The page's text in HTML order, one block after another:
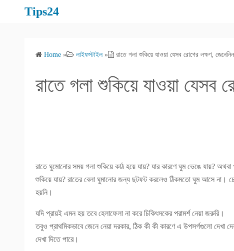
Tips24
Home » লাইফস্টাইল » রাতে গলা শুকিয়ে যাওয়া যেসব রোগের লক্ষণ, জেনেনিন
রাতে গলা শুকিয়ে যাওয়া যেসব
রাতে ঘুমোনোর সময় গলা শুকিয়ে কাঠ হয়ে যায়? যার কারণে ঘুম ভেঙে যায়?
শুকিয়ে যায়? রাতের বেলা ঘুমানোর জন্য ছটফট করলেও ঠিকমতো ঘুম আসে না।
হয়নি।
যদি প্রায়ই এমন হয় তবে হেলাফেলা না করে চিকিৎসকের পরামর্শ নেয়া জরুরি।
তবুও প্রাথমিকভাবে জেনে নেয়া দরকার, ঠিক কী কী কারণে এ উপসর্গগুলো দেখা
দেখা দিতে পারে।